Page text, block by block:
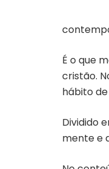
É o que
cristão.
hábito
Dividido
mente e